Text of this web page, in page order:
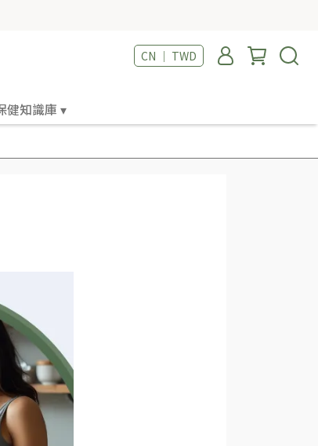
CN ｜ TWD
健知識庫 ▾